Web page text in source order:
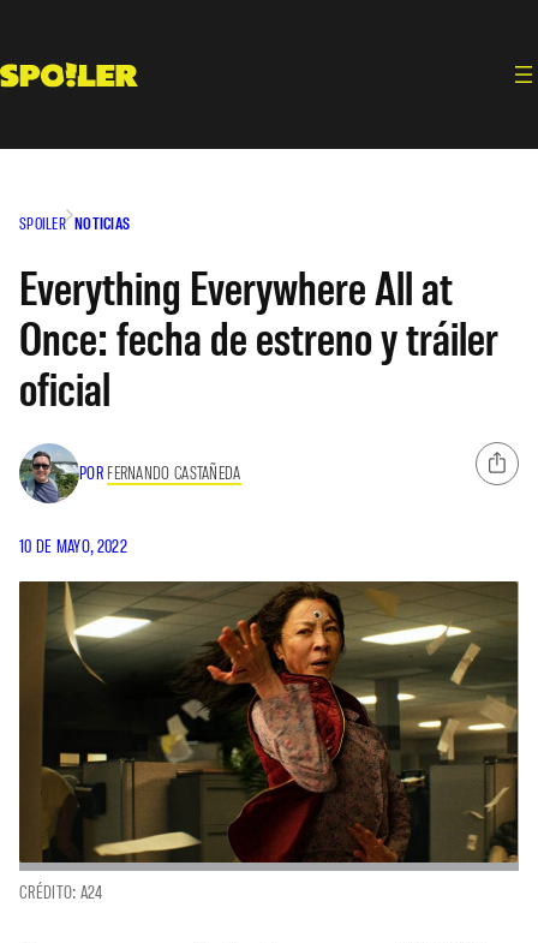
contenido
SPOILER NOTICIAS
Everything Everywhere All at
Once: fecha de estreno y tráiler
oficial
POR FERNANDO CASTAÑEDA
10 DE MAYO, 2022
CRÉDITO: A24